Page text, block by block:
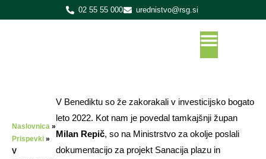
02 55 55 000 urednistvo@rsg.si
Naslovnica »
Prispevki »
V
V Benediktu so že zakorakali v investicijsko bogato
leto 2022. Kot nam je povedal tamkajšnji župan
Milan Repič, so na Ministrstvo za okolje poslali
dokumentacijo za projekt Sanacija plazu in